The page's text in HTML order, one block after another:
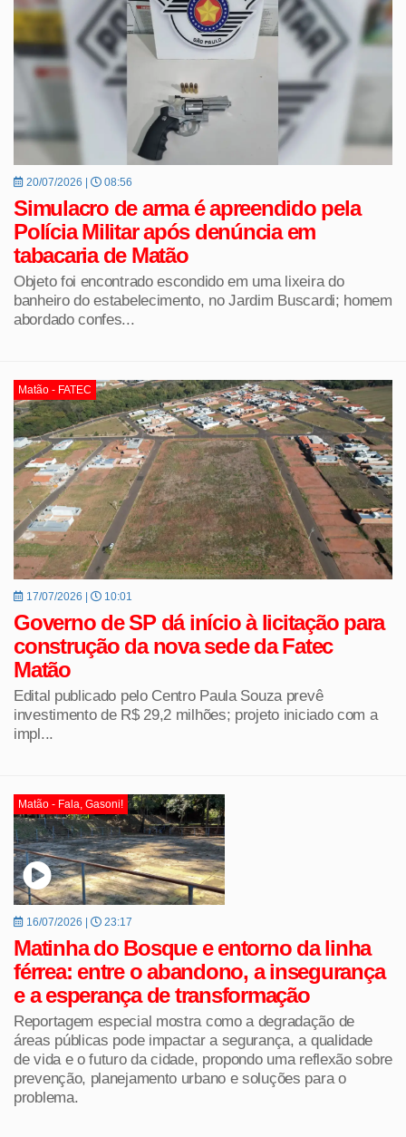
20/07/2026 | 08:56
Simulacro de arma é apreendido pela
Polícia Militar após denúncia em
tabacaria de Matão
Objeto foi encontrado escondido em uma lixeira do
banheiro do estabelecimento, no Jardim Buscardi; homem
abordado confes...
Matão - FATEC
17/07/2026 | 10:01
Governo de SP dá início à licitação para
construção da nova sede da Fatec
Matão
Edital publicado pelo Centro Paula Souza prevê
investimento de R$ 29,2 milhões; projeto iniciado com a
impl...
Matão - Fala, Gasoni!
16/07/2026 | 23:17
Matinha do Bosque e entorno da linha
férrea: entre o abandono, a insegurança
e a esperança de transformação
Reportagem especial mostra como a degradação de
áreas públicas pode impactar a segurança, a qualidade
de vida e o futuro da cidade, propondo uma reflexão sobre
prevenção, planejamento urbano e soluções para o
problema.